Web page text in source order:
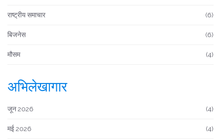
राष्ट्रीय समाचार (6)
बिजनेस (6)
मौसम (4)
अभिलेखागार
जून 2026 (4)
मई 2026 (4)